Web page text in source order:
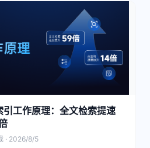
工作原理：全文检索提速
· 2026/8/5